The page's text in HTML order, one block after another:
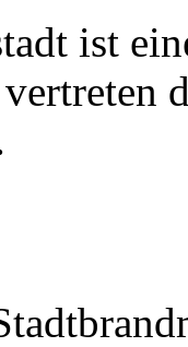
ist